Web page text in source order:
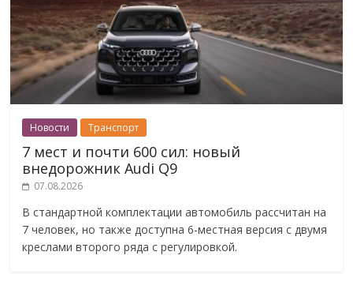
Новости Транспорт
7 мест и почти 600 сил: новый
внедорожник Audi Q9
07.08.2026
В стандартной комплектации автомобиль рассчитан на
7 человек, но также доступна 6-местная версия с двумя
креслами второго ряда с регулировкой.